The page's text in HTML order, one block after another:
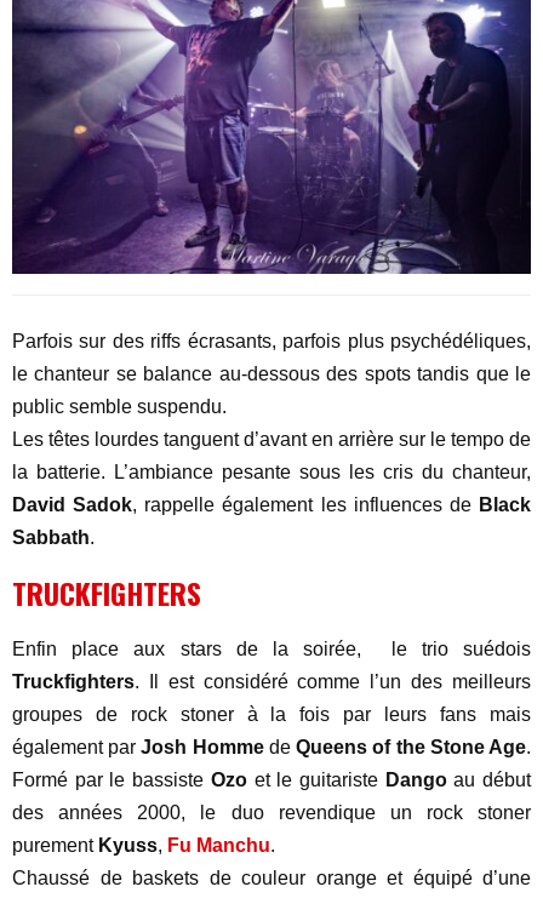
Parfois sur des riffs écrasants, parfois plus psychédéliques,
le chanteur se balance au-dessous des spots tandis que le
public semble suspendu.
Les têtes lourdes tanguent d’avant en arrière sur le tempo de
la batterie. L’ambiance pesante sous les cris du chanteur,
David Sadok, rappelle également les influences de Black
Sabbath.
TRUCKFIGHTERS
Enfin place aux stars de la soirée, le trio suédois
Truckfighters. Il est considéré comme l’un des meilleurs
groupes de rock stoner à la fois par leurs fans mais
également parJosh HommedeQueens of the Stone Age.
Formé par le bassiste Ozoet le guitariste Dangoau début
des années 2000, le duo revendique un rock stoner
purement Kyuss, Fu Manchu.
Chaussé de baskets de couleur orange et équipé d’une